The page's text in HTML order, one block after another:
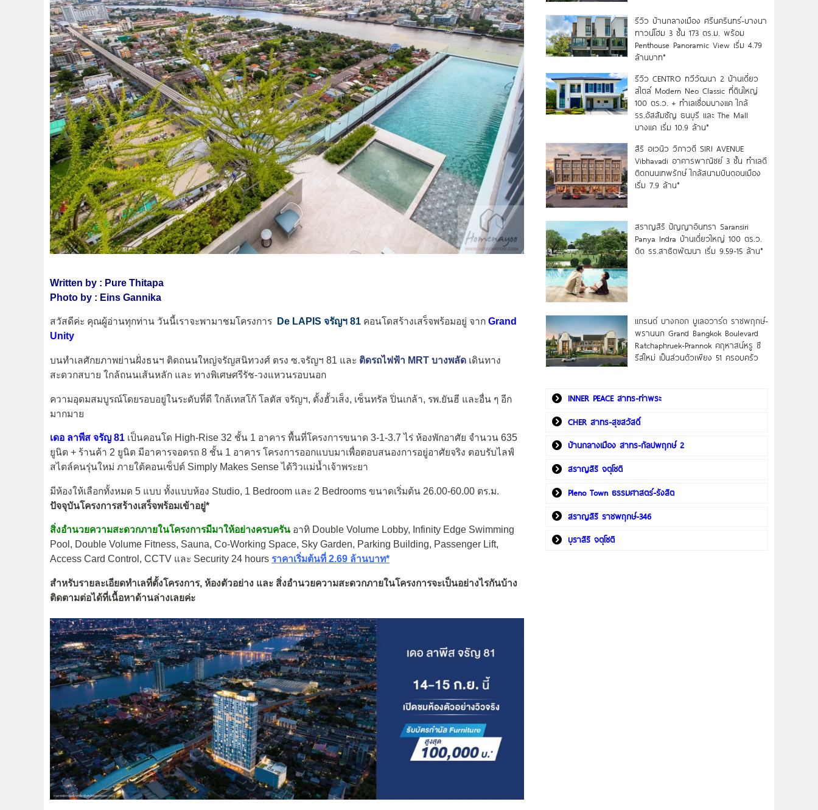
Written by : Pure Thitapa
Photo by : Eins Gannika
สวัสดีค่ะ คุณผู้อ่านทุกท่าน วันนี้เราจะพามาชมโครงการ De LAPIS จรัญฯ 81 คอนโดสร้างเสร็จพร้อมอยู่ จาก Grand
Unity
บนทำเลศักยภาพย่านฝั่งธนฯ ติดถนนใหญ่จรัญสนิทวงศ์ ตรง ซ.จรัญฯ 81 และ ติดรถไฟฟ้า MRT บางพลัด เดินทาง
สะดวกสบาย ใกล้ถนนเส้นหลัก และ ทางพิเศษศรีรัช-วงแหวนรอบนอก
ความอุดมสมบูรณ์โดยรอบอยู่ในระดับที่ดี ใกล้เทสโก้ โลตัส จรัญฯ, ตั้งฮั้วเส็ง, เซ็นทรัล ปิ่นเกล้า, รพ.ยันฮี และอื่น ๆ อีก
มากมาย
เดอ ลาพีส จรัญ 81 เป็นคอนโด High-Rise 32 ชั้น 1 อาคาร พื้นที่โครงการขนาด 3-1-3.7 ไร่ ห้องพักอาศัย จำนวน 635
ยูนิต + ร้านค้า 2 ยูนิต มีอาคารจอดรถ 8 ชั้น 1 อาคาร โครงการออกแบบมาเพื่อตอบสนองการอยู่อาศัยจริง ตอบรับไลฟ์
สไตล์คนรุ่นใหม่ ภายใต้คอนเซ็ปต์ Simply Makes Sense ได้วิวแม่น้ำเจ้าพระยา
มีห้องให้เลือกทั้งหมด 5 แบบ ทั้งแบบห้อง Studio, 1 Bedroom และ 2 Bedrooms ขนาดเริ่มต้น 26.00-60.00 ตร.ม.
ปัจจุบันโครงการสร้างเสร็จพร้อมเข้าอยู่*
สิ่งอำนวยความสะดวกภายในโครงการมีมาให้อย่างครบครัน อาทิ Double Volume Lobby, Infinity Edge Swimming
Pool, Double Volume Fitness, Sauna, Co-Working Space, Sky Garden, Parking Building, Passenger Lift,
Access Card Control, CCTV และ Security 24 hours ราคาเริ่มต้นที่ 2.69 ล้านบาท*
สำหรับรายละเอียดทำเลที่ตั้งโครงการ, ห้องตัวอย่าง และ สิ่งอำนวยความสะดวกภายในโครงการจะเป็นอย่างไรกันบ้าง
ติดตามต่อได้ที่เนื้อหาด้านล่างเลยค่ะ
รีวิว บ้านกลางเมือง ศรีนครินทร์-บางนา
ทาวน์โฮม 3 ชั้น 173 ตร.ม. พร้อม
Penthouse Panoramic View เริ่ม 4.79
ล้านบาท*
รีวิว CENTRO ทวีวัฒนา 2 บ้านเดี่ยว
สไตล์ Modern Neo Classic ที่ดินใหญ่
100 ตร.ว. + ทำเลเชื่อมบางแค ใกล้
รร.อัสสัมชัญ ธนบุรี และ The Mall
บางแค เริ่ม 10.9 ล้าน*
สิริ อเวนิว วิภาวดี SIRI AVENUE
Vibhavadi อาคารพาณิชย์ 3 ชั้น ทำเลดี
ติดถนนเทพรักษ์ ใกล้สนามบินดอนเมือง
เริ่ม 7.9 ล้าน*
สราญสิริ ปัญญาอินทรา Saransiri
Panya Indra บ้านเดี่ยวใหญ่ 100 ตร.ว.
ดิด รร.สาธิตพัฒนา เริ่ม 9.59-15 ล้าน*
แกรนด์ บางกอก บูเลอวาร์ด ราชพฤกษ์-
พรานนก Grand Bangkok Boulevard
Ratchaphruek-Prannok คฤหาสน์หรู ซี
รีส์ใหม่ เป็นส่วนตัวเพียง 51 ครอบครัว
INNER PEACE สาทร-ท่าพระ
CHER สาทร-สุขสวัสดิ์
บ้านกลางเมือง สาทร-กัลปพฤกษ์ 2
สราญสิริ จตุโชติ
Pleno Town ธรรมศาสตร์-รังสิต
สราญสิริ ราชพฤกษ์-346
บุราสิริ จตุโชติ